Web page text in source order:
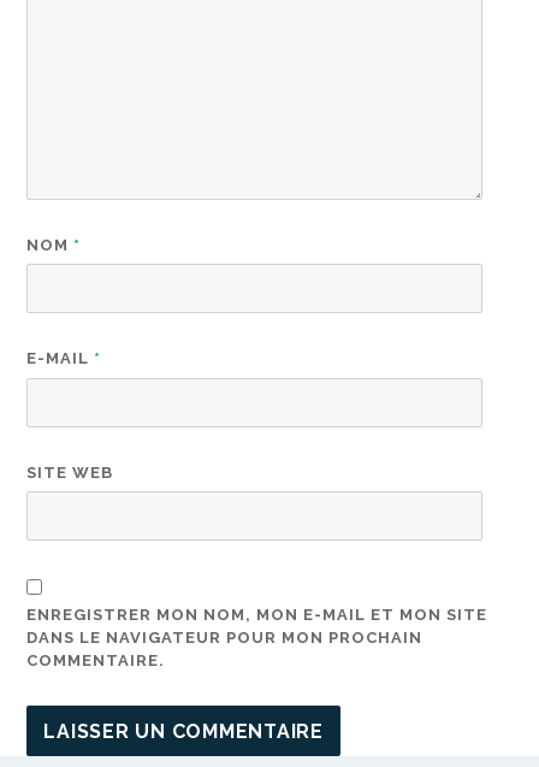
NOM *
E-MAIL *
SITE WEB
ENREGISTRER MON NOM, MON E-MAIL ET MON SITE
DANS LE NAVIGATEUR POUR MON PROCHAIN
COMMENTAIRE.